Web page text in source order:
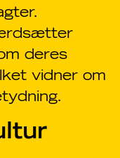
deres
vidner om